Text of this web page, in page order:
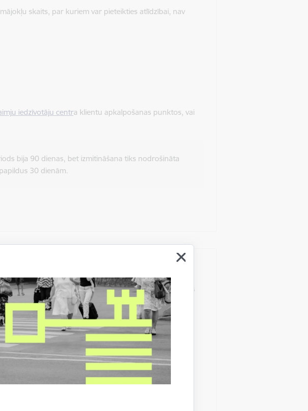
skaits, par kuriem var pieteikties atlīdzībai, nav
iedzīvotāju centra klientu apkalpošanas punktos, vai
bija 90 dienas, bet izmitināšana tiks nodrošināta
30 dienām.
, tos izskatīs un lēmumus par atlīdzības izmaksu pieņems
izmitināšana.